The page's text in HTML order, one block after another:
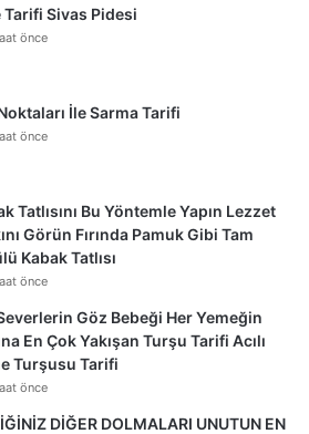
Tarifi Sivas Pidesi
önce
İle Sarma Tarifi
önce
Tatlısını Bu Yöntemle Yapın Lezzet
Görün Fırında Pamuk Gibi Tam
Kabak Tatlısı
önce
Göz Bebeği Her Yemeğin
En Çok Yakışan Turşu Tarifi Acılı
Turşusu Tarifi
önce
DİĞER DOLMALARI UNUTUN EN